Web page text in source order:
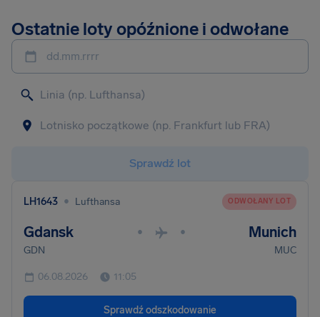
Ostatnie loty opóźnione i odwołane
dd.mm.rrrr
Sprawdź lot
LH1643 • Lufthansa ODWOŁANY LOT
Gdansk • • Munich
GDN MUC
06.08.2026 11:05
Sprawdź odszkodowanie